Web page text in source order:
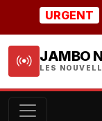
URGENT
JAMBO
LES